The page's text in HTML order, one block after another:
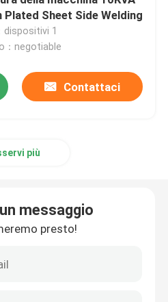
continua
saldatura continua
Plated Sheet Side Welding
dispositivi 1
：negotiable
Contattaci
più
messaggio
presto!